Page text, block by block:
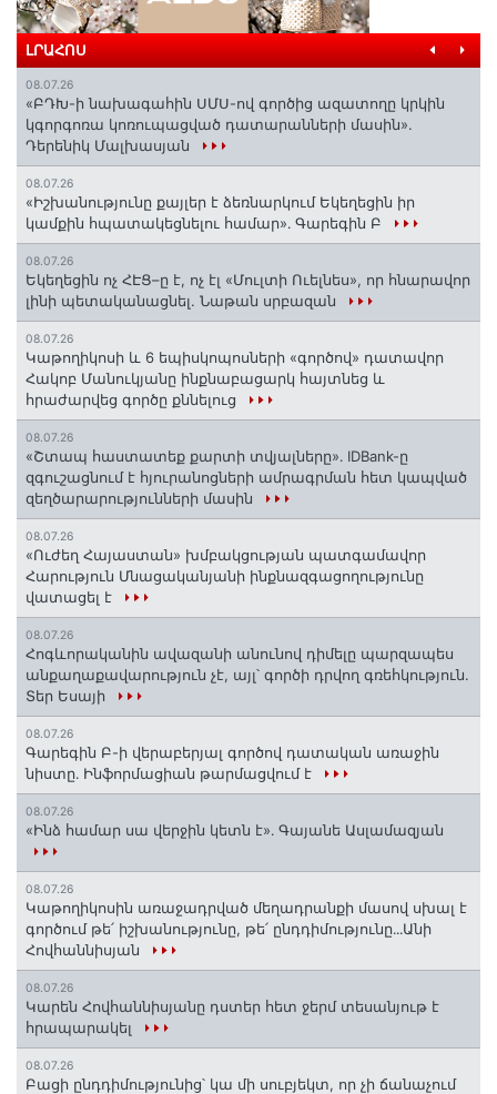
ԼՐԱՀՈՍ
08.07.26
«ԲԴԽ-ի նախագահին ՍՄՍ-ով գործից ազատողը կրկին
կգորգոռա կոռուպացված դատարանների մասին».
Դերենիկ Մալխասյան
08.07.26
«Իշխանությունը քայլեր է ձեռնարկում Եկեղեցին իր
կամքին հպատակեցնելու համար»․ Գարեգին Բ
08.07.26
Եկեղեցին ոչ ՀԷՑ–ը է, ոչ էլ «Մուլտի Ուելնես», որ հնարավոր
լինի պետականացնել. Նաթան սրբազան
08.07.26
️Կաթողիկոսի և 6 եպիսկոպոսների «գործով» դատավոր
Հակոբ Մանուկյանը ինքնաբացարկ հայտնեց և
հրաժարվեց գործը քննելուց
08.07.26
«Շտապ հաստատեք քարտի տվյալները»․ IDBank-ը
զգուշացնում է հյուրանոցների ամրագրման հետ կապված
զեղծարարությունների մասին
08.07.26
«Ուժեղ Հայաստան» խմբակցության պատգամավոր
Հարություն Մնացականյանի ինքնազգացողությունը
վատացել է
08.07.26
Հոգևորականին ավազանի անունով դիմելը պարզապես
անքաղաքավարություն չէ, այլ՝ գործի դրվող գռեհկություն.
Տեր Եսայի
08.07.26
Գարեգին Բ-ի վերաբերյալ գործով դատական առաջին
նիստը․ Ինֆորմացիան թարմացվում է
08.07.26
«Ինձ համար սա վերջին կետն է»․ Գայանե Ասլամազյան
08.07.26
Կաթողիկոսին առաջադրված մեղադրանքի մասով սխալ է
գործում թե՛ իշխանությունը, թե՛ ընդդիմությունը․․․Անի
Հովհաննիսյան
08.07.26
Կարեն Հովհաննիսյանը դստեր հետ ջերմ տեսանյութ է
հրապարակել
08.07.26
Բացի ընդդիմությունից՝ կա մի սուբյեկտ, որ չի ճանաչում